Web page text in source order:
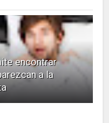
encontrar
a la